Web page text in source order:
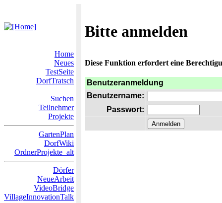
Bitte anmelden
Home
Neues
TestSeite
DorfTratsch
Suchen
Teilnehmer
Projekte
GartenPlan
DorfWiki
OrdnerProjekte_alt
Dörfer
NeueArbeit
VideoBridge
VillageInnovationTalk
Diese Funktion erfordert eine
Benutzeranmeldung
Benutzername:
Passwort: